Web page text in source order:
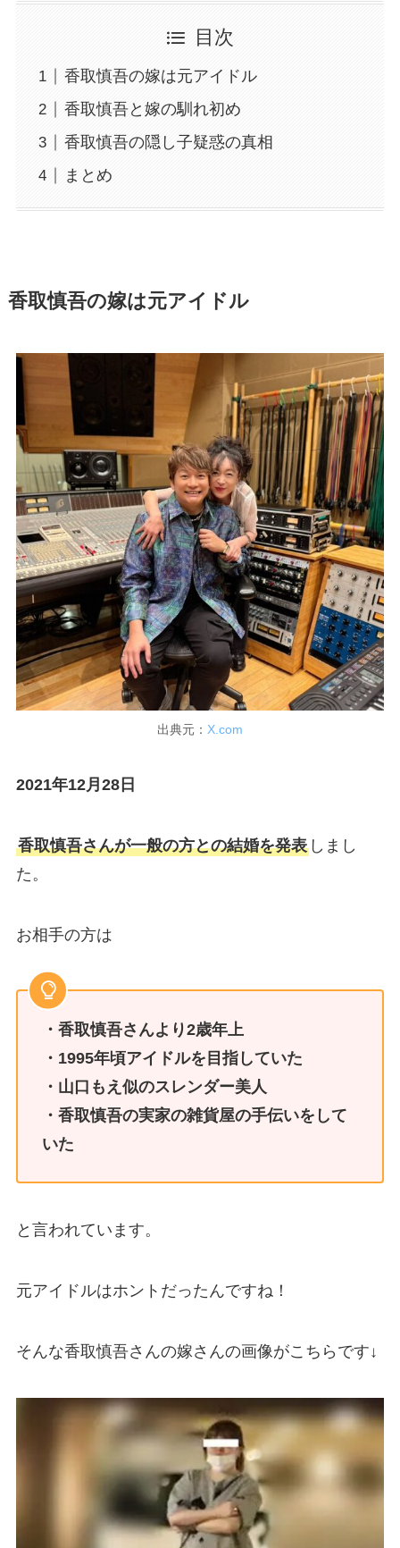
目次
香取慎吾の嫁は元アイドル
香取慎吾と嫁の馴れ初め
香取慎吾の隠し子疑惑の真相
まとめ
香取慎吾の嫁は元アイドル
出典元： X.com
2021年12月28日
香取慎吾さんが一般の方との結婚を発表しまし
た。
お相手の方は
・香取慎吾さんより2歳年上
・1995年頃アイドルを目指していた
・山口もえ似のスレンダー美人
・香取慎吾の実家の雑貨屋の手伝いをして
いた
と言われています。
元アイドルはホントだったんですね！
そんな香取慎吾さんの嫁さんの画像がこちらです↓